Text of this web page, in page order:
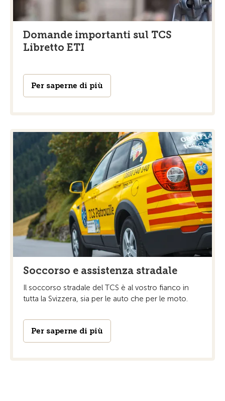
Domande importanti sul TCS
Libretto ETI
Per saperne di più
Soccorso e assistenza stradale
Il soccorso stradale del TCS è al vostro fianco in
tutta la Svizzera, sia per le auto che per le moto.
Per saperne di più